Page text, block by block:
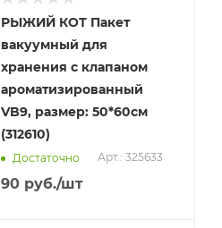
РЫЖИЙ КОТ Пакет
вакуумный для
хранения с клапаном
ароматизированный
VB9, размер: 50*60см
(312610)
Достаточно Арт.: 325633
90руб./шт